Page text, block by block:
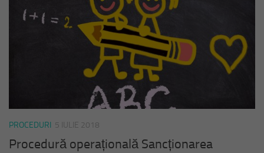
PROCEDURI 5 IULIE 2018
Procedură operațională Sancționarea